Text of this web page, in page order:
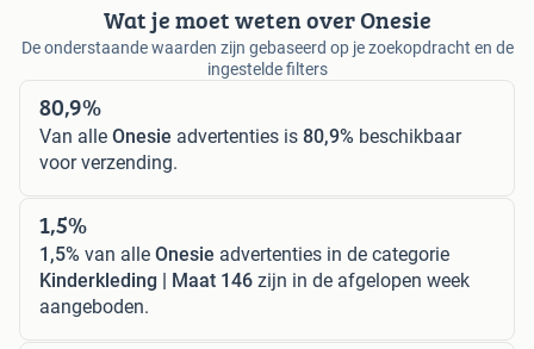
Wat je moet weten over Onesie
De onderstaande waarden zijn gebaseerd op je zoekopdracht en de
ingestelde filters
80,9%
Van alle Onesie advertenties is 80,9% beschikbaar
voor verzending.
1,5%
1,5% van alle Onesie advertenties in de categorie
Kinderkleding | Maat 146 zijn in de afgelopen week
aangeboden.